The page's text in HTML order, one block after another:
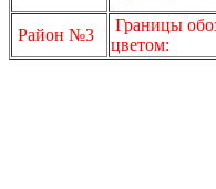
Район №3
Границы
цветом: